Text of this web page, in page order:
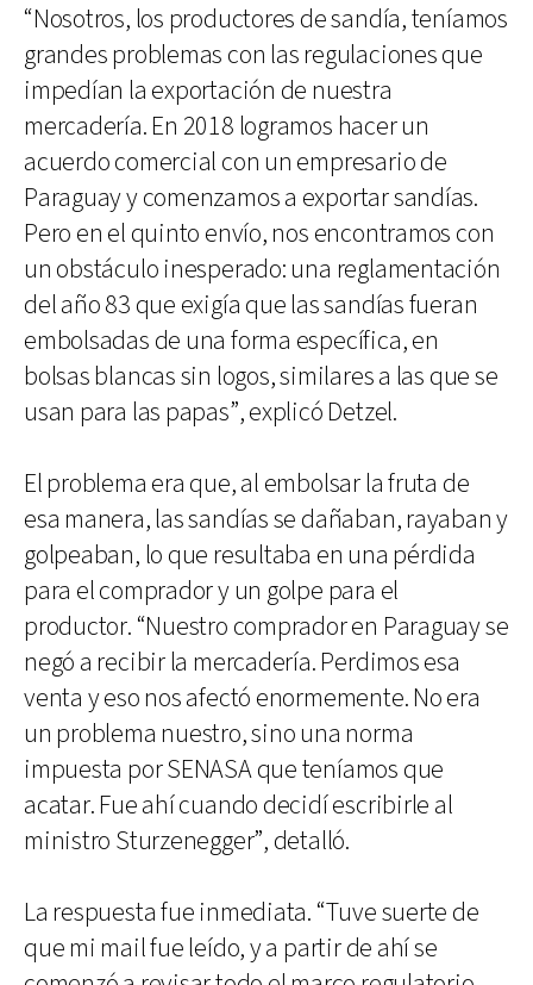
“Nosotros, los productores de sandía, teníamos
grandes problemas con las regulaciones que
impedían la exportación de nuestra
mercadería. En 2018 logramos hacer un
acuerdo comercial con un empresario de
Paraguay y comenzamos a exportar sandías.
Pero en el quinto envío, nos encontramos con
un obstáculo inesperado: una reglamentación
del año 83 que exigía que las sandías fueran
embolsadas de una forma específica, en
bolsas blancas sin logos, similares a las que se
usan para las papas”, explicó Detzel.
El problema era que, al embolsar la fruta de
esa manera, las sandías se dañaban, rayaban y
golpeaban, lo que resultaba en una pérdida
para el comprador y un golpe para el
productor. “Nuestro comprador en Paraguay se
negó a recibir la mercadería. Perdimos esa
venta y eso nos afectó enormemente. No era
un problema nuestro, sino una norma
impuesta por SENASA que teníamos que
acatar. Fue ahí cuando decidí escribirle al
ministro Sturzenegger”, detalló.
La respuesta fue inmediata. “Tuve suerte de
que mi mail fue leído, y a partir de ahí se